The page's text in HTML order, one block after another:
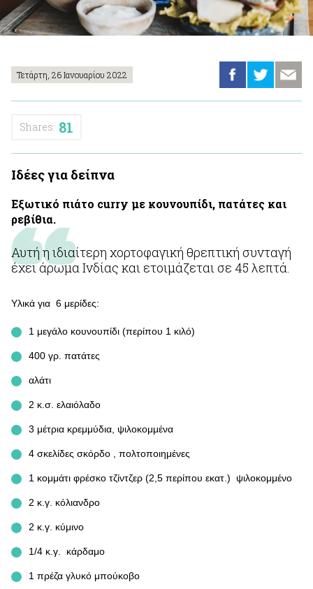
Τετάρτη, 26 Ιανουαρίου 2022
Shares: 81
Ιδέες για δείπνα
Εξωτικό πιάτο curry με κουνουπίδι, πατάτες και
ρεβίθια.
Αυτή η ιδιαίτερη χορτοφαγική θρεπτική συνταγή
έχει άρωμα Ινδίας και ετοιμάζεται σε 45 λεπτά.
Υλικά για 6 μερίδες:
1 μεγάλο κουνουπίδι (περίπου 1 κιλό)
400 γρ. πατάτες
αλάτι
2 κ.σ. ελαιόλαδο
3 μέτρια κρεμμύδια, ψιλοκομμένα
4 σκελίδες σκόρδο , πολτοποιημένες
1 κομμάτι φρέσκο τζίντζερ (2,5 περίπου εκατ.) ψιλοκομμένο
2 κ.γ. κόλιανδρο
2 κ.γ. κύμινο
1/4 κ.γ. κάρδαμο
1 πρέζα γλυκό μπούκοβο